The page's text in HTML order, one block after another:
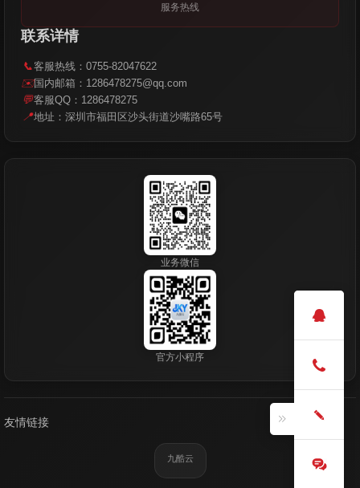
服务热线
联系详情
📞客服热线：0755-82047622
✉️国内邮箱：1286478275@qq.com
💬客服QQ：1286478275
📍地址：深圳市福田区沙头街道沙嘴路65号
业务微信
官方小程序
友情链接
九酷云